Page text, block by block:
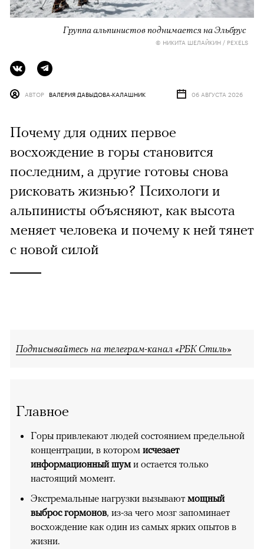
Группа альпинистов поднимается на Эльбрус
© НИКИТА ШЕЛАЙКИН / PEXELS
АВТОР ВАЛЕРИЯ ДАВЫДОВА-КАЛАШНИК 06 АВГУСТА 2026
Почему для одних первое
восхождение в горы становится
последним, а другие готовы снова
рисковать жизнью? Психологи и
альпинисты объясняют, как высота
меняет человека и почему к ней тянет
с новой силой
Подписывайтесь на телеграм-канал «РБК Стиль»
Главное
Горы привлекают людей состоянием предельной
концентрации, в котором исчезает
информационный шум и остается только
настоящий момент.
Экстремальные нагрузки вызывают мощный
выброс гормонов, из-за чего мозг запоминает
восхождение как один из самых ярких опытов в
жизни.